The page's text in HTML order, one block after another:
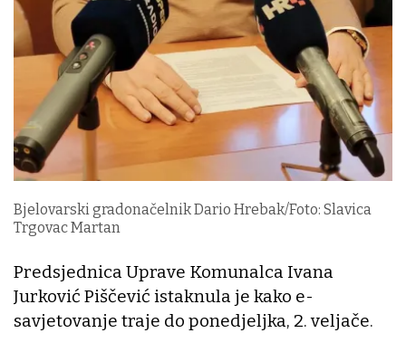
Bjelovarski gradonačelnik Dario Hrebak/Foto: Slavica
Trgovac Martan
Predsjednica Uprave Komunalca Ivana
Jurković Piščević istaknula je kako e-
savjetovanje traje do ponedjeljka, 2. veljače.